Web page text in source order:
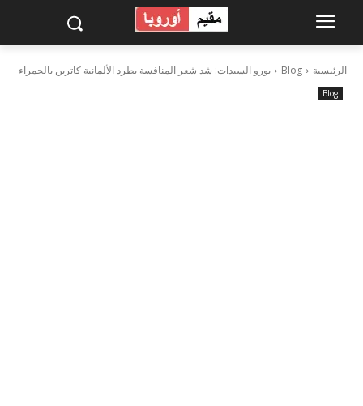
الرئيسية Blog يورو السيدات: شد شعر المنافسة يطرد الألمانية كاترين بالحمراء
Blog